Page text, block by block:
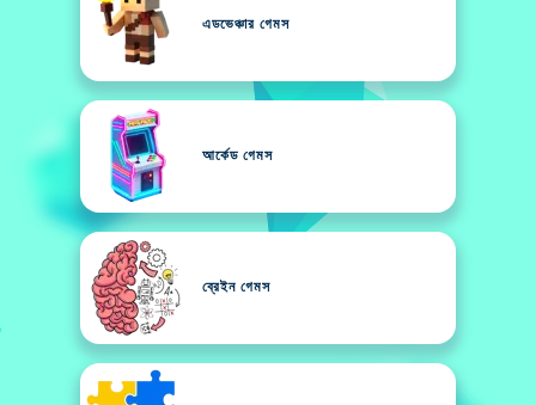
এডভেঞ্চার গেমস
আর্কেড গেমস
ব্রেইন গেমস